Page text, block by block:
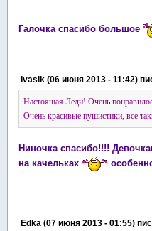
Галочка спасибо большое
Ivasik (06 июня 2013 - 11:42)
Настоящая Леди! Очень
Очень красивые пушистики, все
Ниночка спасибо!!!!
на качельках
Edka (07 июня 2013 - 01:55)